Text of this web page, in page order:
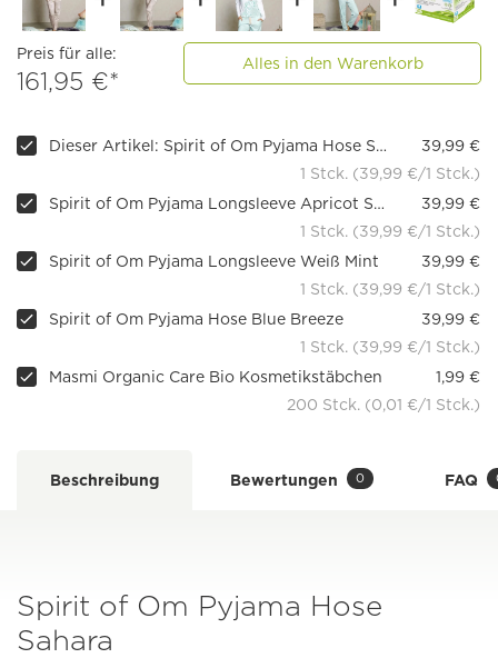
Preis für alle:
161,95 €*
Alles in den Warenkorb
Dieser Artikel: Spirit of Om Pyjama Hose Sahara
39,99 €
1 Stck. (39,99 €/1 Stck.)
Spirit of Om Pyjama Longsleeve Apricot Sahara
39,99 €
1 Stck. (39,99 €/1 Stck.)
Spirit of Om Pyjama Longsleeve Weiß Mint
39,99 €
1 Stck. (39,99 €/1 Stck.)
Spirit of Om Pyjama Hose Blue Breeze
39,99 €
1 Stck. (39,99 €/1 Stck.)
Masmi Organic Care Bio Kosmetikstäbchen
1,99 €
200 Stck. (0,01 €/1 Stck.)
Beschreibung Bewertungen 0 FAQ
Spirit of Om Pyjama Hose
Sahara